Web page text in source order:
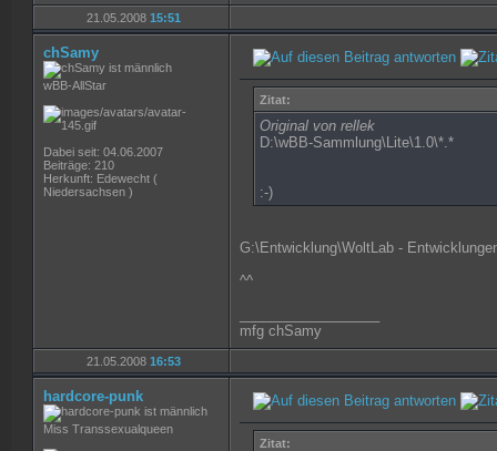
21.05.2008 15:51
chSamy
wBB-AllStar
Dabei seit: 04.06.2007
Beiträge: 210
Herkunft: Edewecht (
Niedersachsen )
Zitat:
Original von rellek
D:\wBB-Sammlung\Lite\1.0\*.*
:-)
G:\Entwicklung\WoltLab -
^^
mfg chSamy
21.05.2008 16:53
hardcore-punk
Miss Transsexualqueen
Zitat: